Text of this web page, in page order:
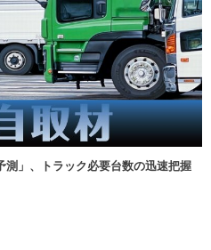
測」、トラック必要台数の迅速把握